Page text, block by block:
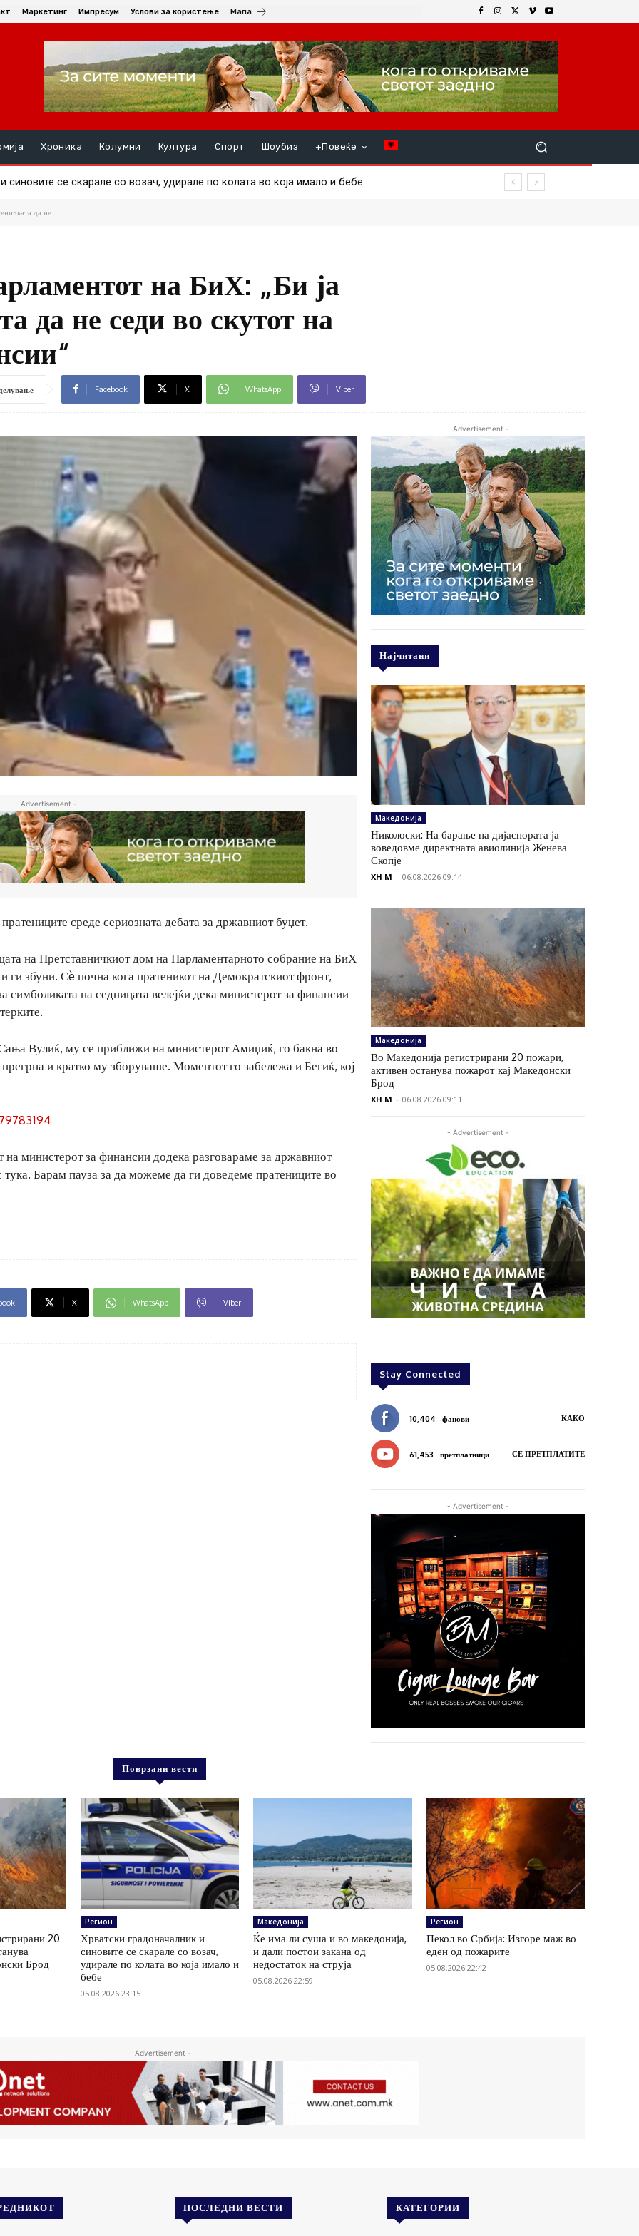
Маркетинг Импресум Услови за користење Мапа
Хроника Колумни Култура Спорт Шоубиз +Повеќе
синовите се скарале со возач, удирале по колата во која имало и бебе
да не...
на БиХ: „Би ја
да не седи во скутот на
Facebook X WhatsApp Viber
- Advertisement -
среде сериозната дебата за државниот буџет.
на Претставничкиот дом на Парламентарното собрание на БиХ
ги збуни. Сè почна кога пратеникот на Демократскиот фронт,
симболиката на седницата велејќи дека министерот за финансии
Вулиќ, му се приближи на министерот Амиџиќ, го бакна во
и кратко му зборуваше. Моментот го забележа и Бегиќ, кој
на министерот за финансии додека разговараме за државниот
Барам пауза за да можеме да ги доведеме пратениците во
X WhatsApp Viber
- Advertisement -
Најчитани
Македонија
Николоски: На барање на дијаспората ја
воведовме директната авиолинија Женева –
Скопје
XH M - 06.08.2026 09:14
Македонија
Во Македонија регистрирани 20 пожари,
активен останува пожарот кај Македонски
Брод
XH M - 06.08.2026 09:11
- Advertisement -
Stay Connected
10,404 фанови КАКО
61,453 претплатници СЕ ПРЕТПЛАТИТЕ
- Advertisement -
Поврзани вести
20
Брод
Регион
Хрватски градоначалник и
синовите се скарале со возач,
удирале по колата во која имало и
бебе
05.08.2026 23:15
Македонија
Ќе има ли суша и во македонија,
и дали постои закана од
недостаток на струја
05.08.2026 22:59
Регион
Пекол во Србија: Изгоре маж во
еден од пожарите
05.08.2026 22:42
- Advertisement -
ПОСЛЕДНИ ВЕСТИ КАТЕГОРИИ